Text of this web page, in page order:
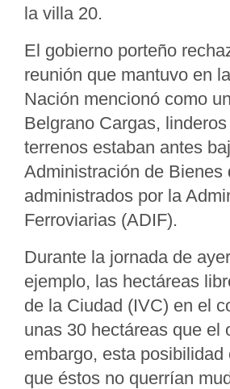
la villa 20.
El gobierno porteño
reunión que mantuvo en
Nación mencionó como
Belgrano Cargas,
terrenos estaban antes
Administración de Bienes
administrados por la
Ferroviarias (ADIF).
Durante la jornada de
ejemplo, las hectáreas
de la Ciudad (IVC) en el
unas 30 hectáreas que el
embargo, esta
que éstos no querrían